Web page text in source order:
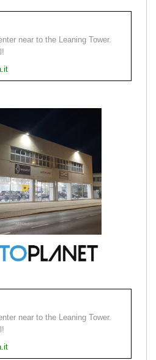
near to the Leaning Tower.
near to the Leaning Tower.